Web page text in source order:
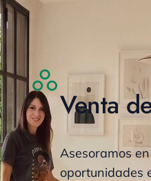
Venta
Asesoramos
oportunidades